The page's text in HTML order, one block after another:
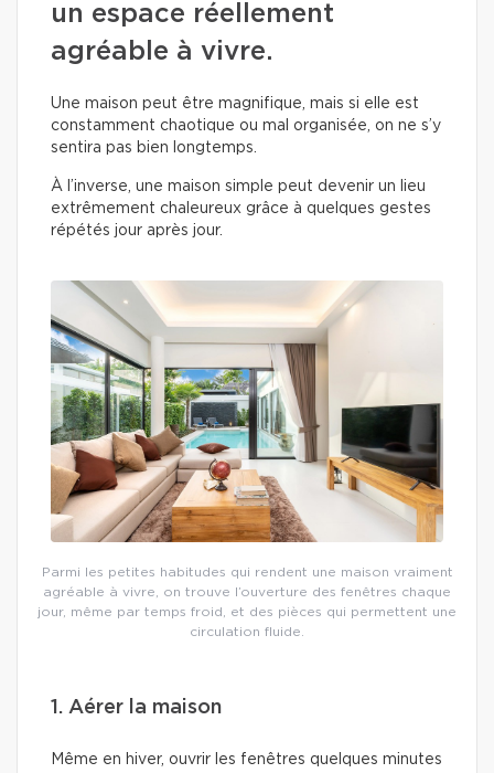
un espace réellement
agréable à vivre.
Une maison peut être magnifique, mais si elle est
constamment chaotique ou mal organisée, on ne s’y
sentira pas bien longtemps.
À l’inverse, une maison simple peut devenir un lieu
extrêmement chaleureux grâce à quelques gestes
répétés jour après jour.
Parmi les petites habitudes qui rendent une maison vraiment
agréable à vivre, on trouve l’ouverture des fenêtres chaque
jour, même par temps froid, et des pièces qui permettent une
circulation fluide.
1. Aérer la maison
Même en hiver, ouvrir les fenêtres quelques minutes